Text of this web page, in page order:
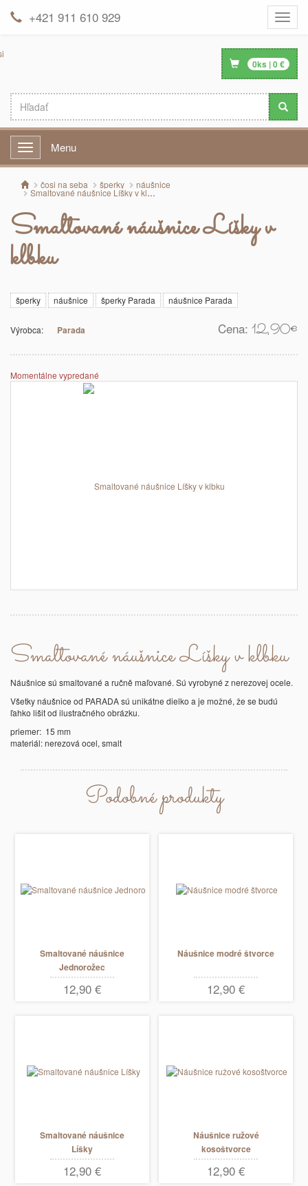
Toggle
+421 911 610 929
0ks |0€
Menu Menu
čosi na seba šperky náušnice
Smaltované náušnice Líšky v klbku
Smaltované náušnice Líšky v
klbku
šperky náušnice šperky Parada náušnice Parada
Výrobca: Parada Cena: 12,90€
Momentálne vypredané
Smaltované náušnice Líšky v klbku
Náušnice sú smaltované a ručně maľované. Sú vyrobyné z nerezovej ocele.
Všetky náušnice od PARADA sú unikátne dielko a je možné, že se budú
ľahko lišit od ilustračného obrázku.
priemer: 15 mm
materiál: nerezová ocel, smalt
Podobné produkty
Smaltované náušnice
Jednorožec
12,90 €
Náušnice modré štvorce
12,90 €
Smaltované náušnice
Líšky
12,90 €
Náušnice ružové
kosoštvorce
12,90 €